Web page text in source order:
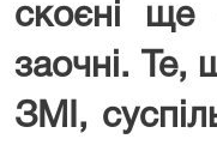
скоєні ще
заочні.
ЗМІ,